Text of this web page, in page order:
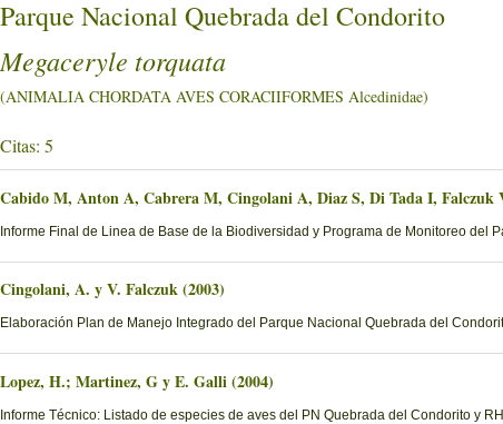
Parque Nacional Quebrada del Condorito
Megaceryle torquata
(ANIMALIA CHORDATA AVES CORACIIFORMES Alcedinidae)
Citas: 5
Cabido M, Anton A, Cabrera M, Cingolani A, Diaz S, Di Tada I, Falczuk
Informe Final de Linea de Base de la Biodiversidad y Programa de Monitoreo del
Cingolani, A. y V. Falczuk (2003)
Elaboración Plan de Manejo Integrado del Parque Nacional Quebrada del
Lopez, H.; Martinez, G y E. Galli (2004)
Informe Técnico: Listado de especies de aves del PN Quebrada del Condorito y